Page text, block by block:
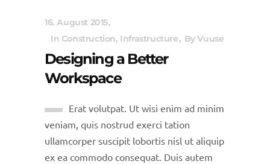
16. August 2015
In Construction, Infrastructure ByVuuse
Designing a Better
Workspace
Erat volutpat. Ut wisi enim ad minim
veniam, quis nostrud exerci tation
ullamcorper suscipit lobortis nisl ut aliquip
ex ea commodo consequat. Duis autem